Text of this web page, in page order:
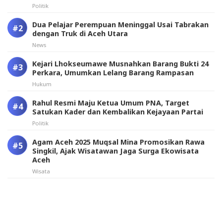
Politik
Dua Pelajar Perempuan Meninggal Usai Tabrakan
dengan Truk di Aceh Utara
News
Kejari Lhokseumawe Musnahkan Barang Bukti 24
Perkara, Umumkan Lelang Barang Rampasan
Hukum
Rahul Resmi Maju Ketua Umum PNA, Target
Satukan Kader dan Kembalikan Kejayaan Partai
Politik
Agam Aceh 2025 Muqsal Mina Promosikan Rawa
Singkil, Ajak Wisatawan Jaga Surga Ekowisata
Aceh
Wisata